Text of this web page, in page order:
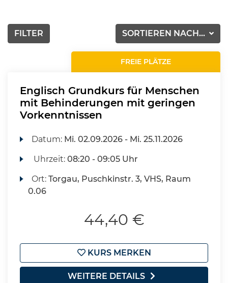
SORTIEREN NACH...
FILTER
FREIE PLÄTZE
Englisch Grundkurs für Menschen
mit Behinderungen mit geringen
Vorkenntnissen
Datum: Mi. 02.09.2026 - Mi. 25.11.2026
Uhrzeit:08:20 - 09:05 Uhr
Ort:Torgau, Puschkinstr. 3, VHS, Raum
0.06
44,40 €
KURS MERKEN
WEITERE DETAILS